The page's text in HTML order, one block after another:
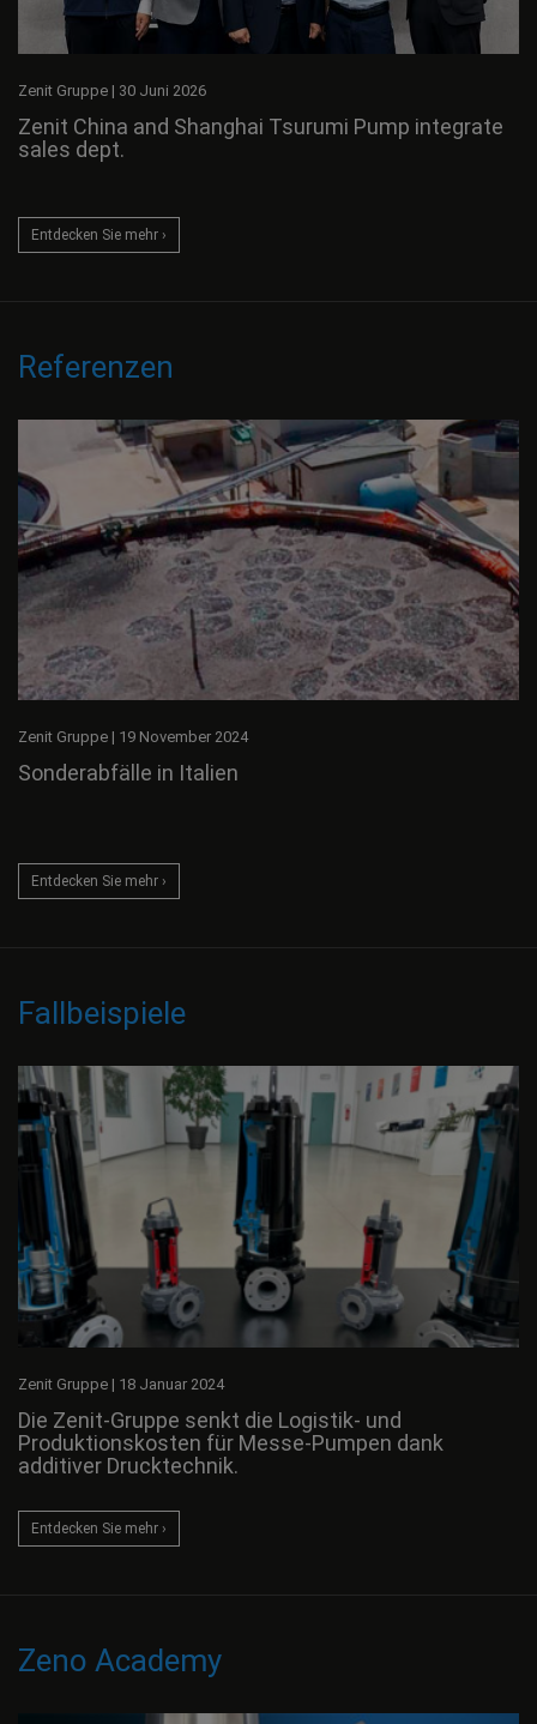
Zenit Gruppe | 30 Juni 2026
Zenit China and Shanghai Tsurumi Pump integrate
sales dept.
Entdecken Sie mehr ›
Referenzen
Zenit Gruppe | 19 November 2024
Sonderabfälle in Italien
Entdecken Sie mehr ›
Fallbeispiele
Zenit Gruppe | 18 Januar 2024
Die Zenit-Gruppe senkt die Logistik- und
Produktionskosten für Messe-Pumpen dank
additiver Drucktechnik.
Entdecken Sie mehr ›
Zeno Academy